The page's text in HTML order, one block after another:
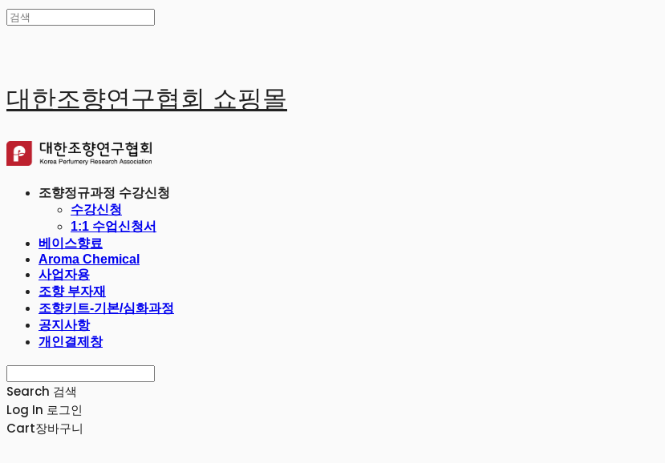
대한조향연구협회 쇼핑몰
조향정규과정 수강신청
수강신청
1:1 수업신청서
베이스향료
Aroma Chemical
사업자용
조향 부자재
조향키트-기본/심화과정
공지사항
개인결제창
Search 검색
Log In 로그인
Cart장바구니